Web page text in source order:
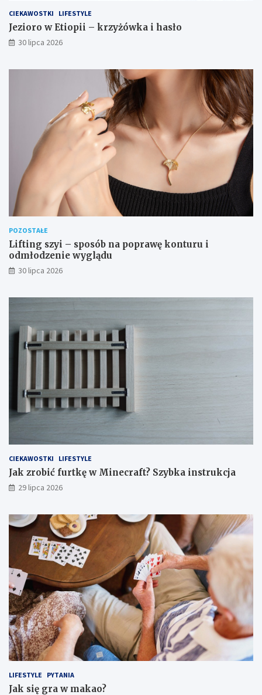
CIEKAWOSTKI LIFESTYLE
Jezioro w Etiopii – krzyżówka i hasło
30 lipca 2026
POZOSTAŁE
Lifting szyi – sposób na poprawę konturu i
odmłodzenie wyglądu
30 lipca 2026
CIEKAWOSTKI LIFESTYLE
Jak zrobić furtkę w Minecraft? Szybka instrukcja
29 lipca 2026
LIFESTYLE PYTANIA
Jak się gra w makao?